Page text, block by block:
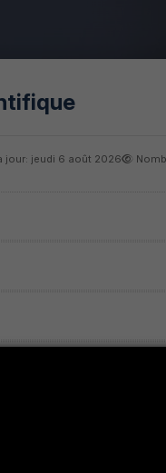
jour: jeudi 6 août 2026